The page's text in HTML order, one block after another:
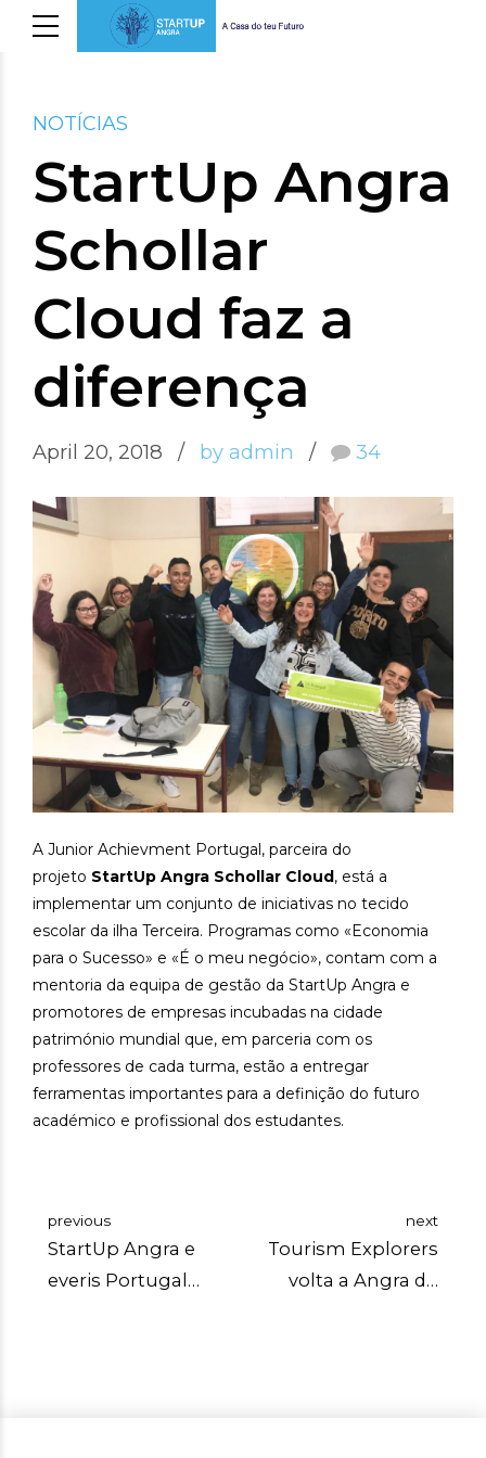
NOTÍCIAS
StartUp Angra
Schollar
Cloud faz a
diferença
April 20, 2018 by admin 34
A Junior Achievment Portugal, parceira do
projeto StartUp Angra Schollar Cloud, está a
implementar um conjunto de iniciativas no tecido
escolar da ilha Terceira. Programas como «Economia
para o Sucesso» e «É o meu negócio», contam com a
mentoria da equipa de gestão da StartUp Angra e
promotores de empresas incubadas na cidade
património mundial que, em parceria com os
professores de cada turma, estão a entregar
ferramentas importantes para a definição do futuro
académico e profissional dos estudantes.
previous
StartUp Angra e
everis Portugal
next
Tourism Explorers
volta a Angra do